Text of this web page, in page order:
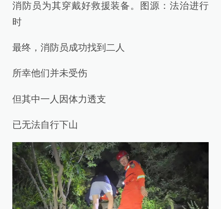
消防员为其穿戴好救援装备。图源：法治进行
时
最终，消防员成功找到二人
所幸他们并未受伤
但其中一人因体力透支
已无法自行下山